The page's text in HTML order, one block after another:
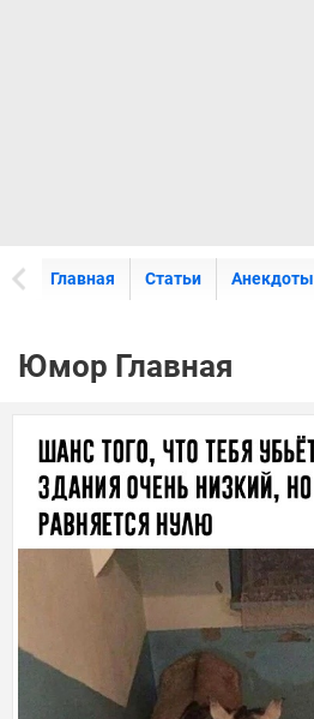
Главная Статьи Анекдоты
Юмор Главная